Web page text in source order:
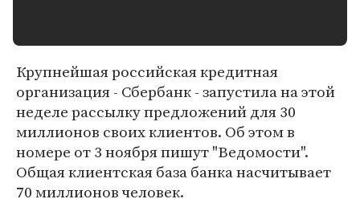
Крупнейшая российская кредитная
организация - Сбербанк - запустила на этой
неделе рассылку предложений для 30
миллионов своих клиентов. Об этом в
номере от 3 ноября пишут "Ведомости".
Общая клиентская база банка насчитывает
70 миллионов человек.